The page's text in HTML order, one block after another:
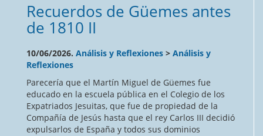
Recuerdos de Güemes antes
de 1810 II
10/06/2026. Análisis y Reflexiones > Análisis y
Reflexiones
Parecería que el Martín Miguel de Güemes fue
educado en la escuela pública en el Colegio de los
Expatriados Jesuitas, que fue de propiedad de la
Compañía de Jesús hasta que el rey Carlos III decidió
expulsarlos de España y todos sus dominios